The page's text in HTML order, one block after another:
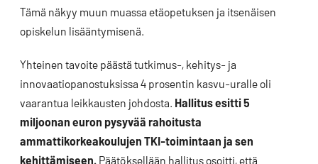
Tämä näkyy muun muassa etäopetuksen ja itsenäisen
opiskelun lisääntymisenä.
Yhteinen tavoite päästä tutkimus-, kehitys- ja
innovaatiopanostuksissa 4 prosentin kasvu-uralle oli
vaarantua leikkausten johdosta. Hallitus esitti 5
miljoonan euron pysyvää rahoitusta
ammattikorkeakoulujen TKI-toimintaan ja sen
kehittämiseen. Päätöksellään hallitus osoitti, että